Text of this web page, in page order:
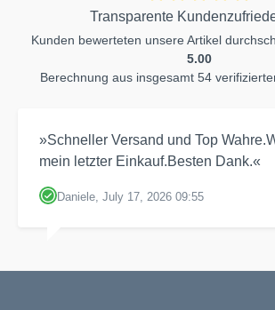
Transparente
Kunden bewerteten unsere Artikel
5.00
Berechnung aus insgesamt 54
»Schneller Versand und Top
mein letzter Einkauf.Besten Dank.«
Daniele, July 17, 2026 09:55